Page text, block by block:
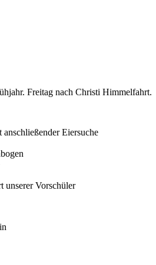
Freitag nach Christi Himmelfahrt.
anschließender Eiersuche
unserer Vorschüler